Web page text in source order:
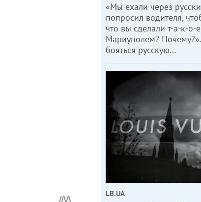
«Мы ехали через
попросил водителя,
что вы сделали т-а-к-о-
Мариуполем?
бояться русскую…
LB.UA